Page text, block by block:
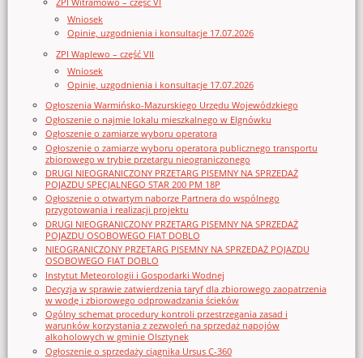
Wniosek
Opinie, uzgodnienia i konsultacje 17.07.2026
ZPI Waplewo – część VII
Wniosek
Opinie, uzgodnienia i konsultacje 17.07.2026
Ogłoszenia Warmińsko-Mazurskiego Urzędu Wojewódzkiego
Ogłoszenie o najmie lokalu mieszkalnego w Elgnówku
Ogłoszenie o zamiarze wyboru operatora
Ogłoszenie o zamiarze wyboru operatora publicznego transportu
zbiorowego w trybie przetargu nieograniczonego
DRUGI NIEOGRANICZONY PRZETARG PISEMNY NA SPRZEDAŻ
POJAZDU SPECJALNEGO STAR 200 PM 18P
Ogłoszenie o otwartym naborze Partnera do wspólnego
przygotowania i realizacji projektu
DRUGI NIEOGRANICZONY PRZETARG PISEMNY NA SPRZEDAŻ
POJAZDU OSOBOWEGO FIAT DOBLO
NIEOGRANICZONY PRZETARG PISEMNY NA SPRZEDAŻ POJAZDU
OSOBOWEGO FIAT DOBLO
Instytut Meteorologii i Gospodarki Wodnej
Decyzja w sprawie zatwierdzenia taryf dla zbiorowego zaopatrzenia
w wodę i zbiorowego odprowadzania ścieków
Ogólny schemat procedury kontroli przestrzegania zasad i
warunków korzystania z zezwoleń na sprzedaż napojów
alkoholowych w gminie Olsztynek
Ogłoszenie o sprzedaży ciągnika Ursus C-360